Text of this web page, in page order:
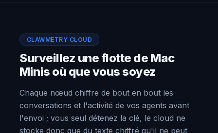
CLAWMETRY CLOUD
Surveillez une flotte de Mac
Minis où que vous soyez
Chaque nœud chiffre de bout en bout les
conversations et l'activité de vos agents avant
l'envoi ; vous seul détenez la clé, le cloud ne
stocke donc que du texte chiffré qu'il ne peut